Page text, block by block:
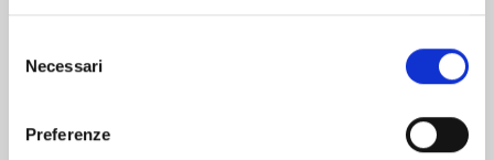
delNecessari
Preferenze